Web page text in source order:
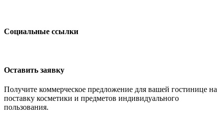
Социальные ссылки
Оставить заявку
Получите коммерческое предложение для вашей гостинице на
поставку косметики и предметов индивидуального
пользования.